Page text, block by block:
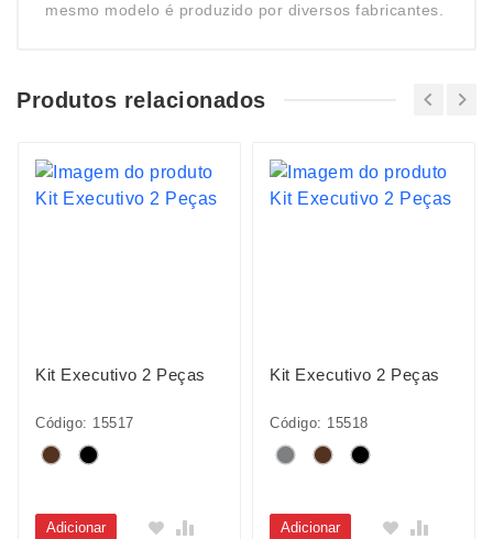
mesmo modelo é produzido por diversos fabricantes.
Produtos relacionados
Kit Executivo 2 Peças
Código: 15517
Adicionar
Kit Executivo 2 Peças
Código: 15518
Adicionar